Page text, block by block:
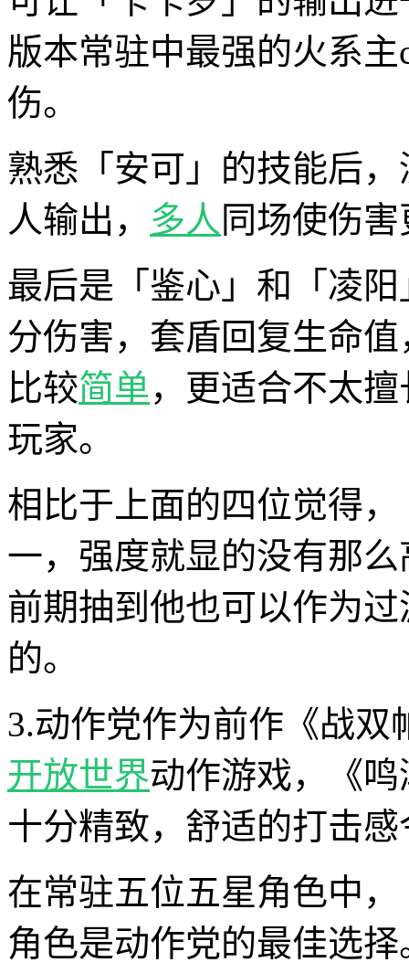
版本常驻中最强的火系
伤。
熟悉「安可」的技能后
人输出， 多人 同场使伤
最后是「鉴心」和「凌
分伤害，套盾回复生命
比较简单，更适合不太
玩家。
相比于上面的四位觉得
一，强度就显的没有那
前期抽到他也可以作为
的。
3.动作党作为前作《战
开放世界动作游戏，《
十分精致，舒适的打击
在常驻五位五星角色中
角色是动作党的最佳选